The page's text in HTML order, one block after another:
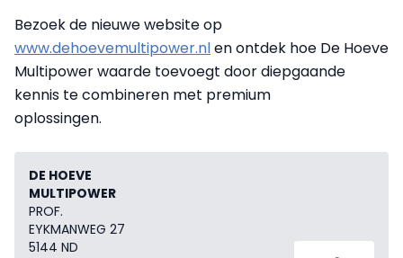
Bezoek de nieuwe website op
www.dehoevemultipower.nlen ontdek hoe De Hoeve
Multipower waarde toevoegt door diepgaande
kennis te combineren met premium
oplossingen.
DE HOEVE
MULTIPOWER
PROF.
EYKMANWEG 27
5144 ND